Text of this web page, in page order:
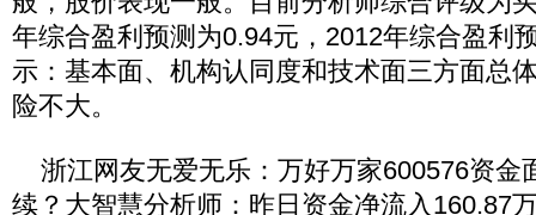
年综合盈利预测为0.94元，2012年综合盈利
示：基本面、机构认同度和技术面三方面总
险不大。
浙江网友无爱无乐：万好万家600576资金
续？大智慧分析师：昨日资金净流入160.87